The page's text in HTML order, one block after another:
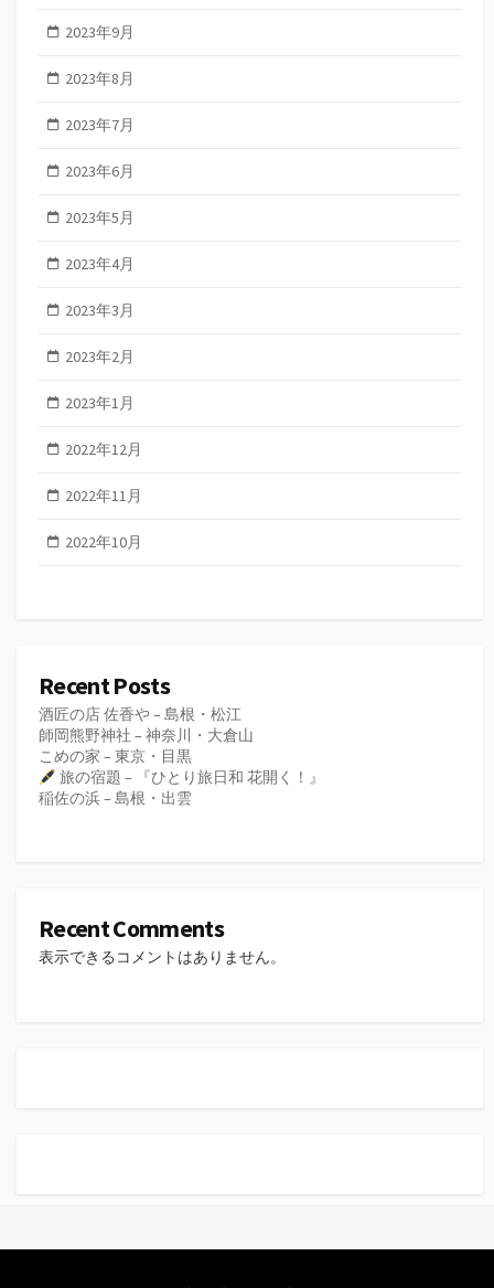
2023年9月
2023年8月
2023年7月
2023年6月
2023年5月
2023年4月
2023年3月
2023年2月
2023年1月
2022年12月
2022年11月
2022年10月
Recent Posts
酒匠の店 佐香や – 島根・松江
師岡熊野神社 – 神奈川・大倉山
こめの家 – 東京・目黒
旅の宿題 – 『ひとり旅日和 花開く！』
稲佐の浜 – 島根・出雲
Recent Comments
表示できるコメントはありません。